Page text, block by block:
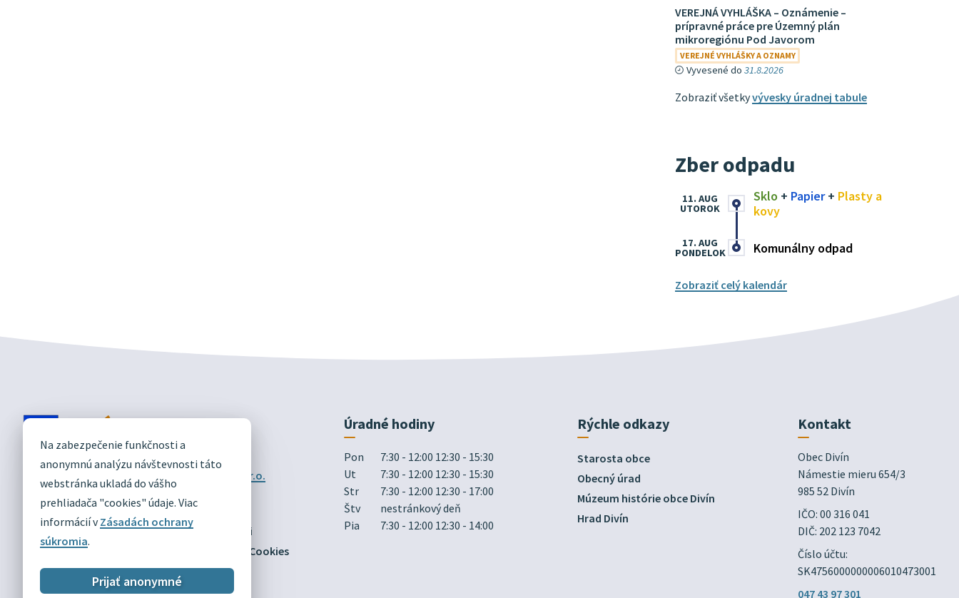
Na zabezpečenie funkčnosti a
anonymnú analýzu návštevnosti táto
webstránka ukladá do vášho
prehliadača "cookies" údaje. Viac
informácií vZásadách ochrany
súkromia.
Prijať anonymné
VEREJNÁ VYHLÁŠKA – Oznámenie –
prípravné práce pre Územný plán
mikroregiónu Pod Javorom
VEREJNÉ VYHLÁŠKY A OZNAMY
Vyvesené do 31.8.2026
Zobraziť všetkyvývesky úradnej tabule
Zber odpadu
Sklo + Papier+ Plasty a
kovy
11. AUG
UTOROK
Komunálny odpad
17. AUG
PONDELOK
Zobraziť celý kalendár
DIVÍN
OFICIÁLNE STRÁNKY
Technický prevádzkovateľ:
Alphabet partner s.r.o.
Správca obsahu:Obec Divín
Posledná aktualizácia:03.08.2026
Mapa
Vyhlásenie o prístupnosti
Zásady ochrany osobných údajov
Nastaviť Cookies
Úradné hodiny
Pon
7:30 - 12:00 12:30 - 15:30
Ut
7:30 - 12:00 12:30 - 15:30
Str
7:30 - 12:00 12:30 - 17:00
Štv
nestránkový deň
Pia
7:30 - 12:00 12:30 - 14:00
Rýchle odkazy
Starosta obce
Obecný úrad
Múzeum histórie obce Divín
Hrad Divín
Kontakt
Obec Divín
Námestie mieru 654/3
985 52 Divín
IČO: 00 316 041
DIČ: 202 123 7042
Číslo účtu:
SK4756000000006010473001
047 43 97 301